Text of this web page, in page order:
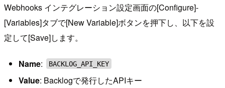
Webhooks インテグレーション設定画面の[Configure]-
[Variables]タブで[New Variable]ボタンを押下し、以下を設
定して[Save]します。
Name: BACKLOG_API_KEY
Value: Backlogで発行したAPIキー